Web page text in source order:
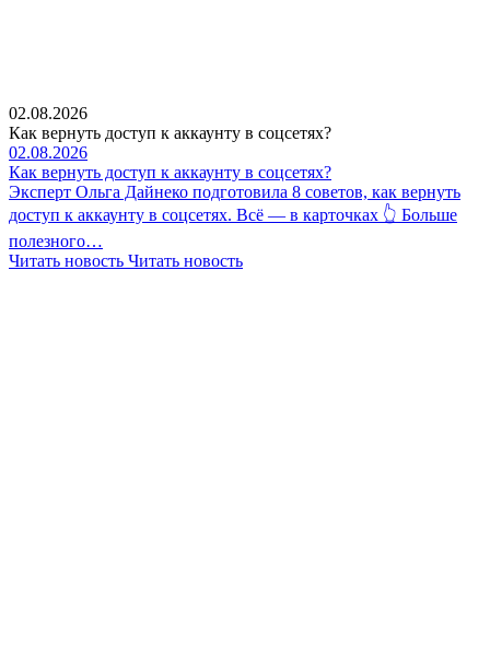
02.08.2026
Как вернуть доступ к аккаунту в соцсетях?
02.08.2026
Как вернуть доступ к аккаунту в соцсетях?
Эксперт Ольга Дайнеко подготовила 8 советов, как вернуть
доступ к аккаунту в соцсетях. Всё — в карточках 👆 Больше
полезного…
Читать новость Читать новость